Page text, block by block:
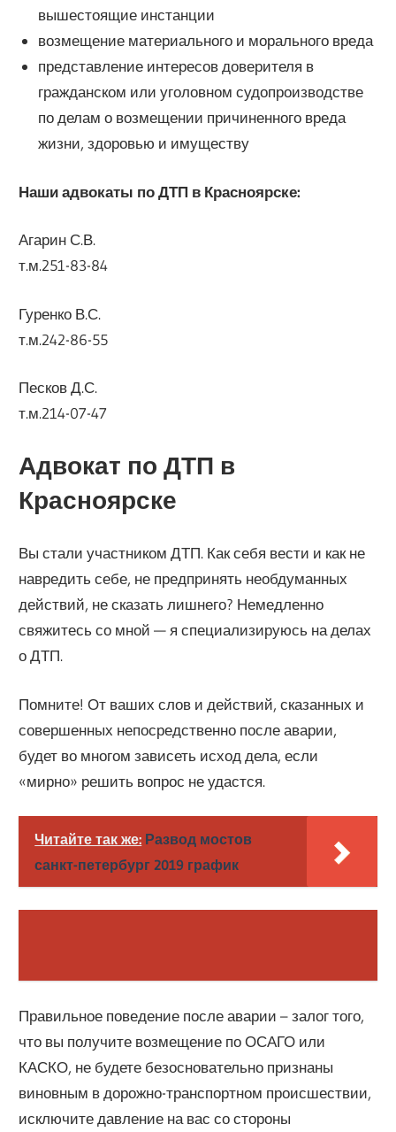
вышестоящие инстанции
возмещение материального и морального вреда
представление интересов доверителя в
гражданском или уголовном судопроизводстве
по делам о возмещении причиненного вреда
жизни, здоровью и имуществу
Наши адвокаты по ДТП в Красноярске:
Агарин С.В.
т.м.251-83-84
Гуренко В.С.
т.м.242-86-55
Песков Д.С.
т.м.214-07-47
Адвокат по ДТП в
Красноярске
Вы стали участником ДТП. Как себя вести и как не
навредить себе, не предпринять необдуманных
действий, не сказать лишнего? Немедленно
свяжитесь со мной — я специализируюсь на делах
о ДТП.
Помните! От ваших слов и действий, сказанных и
совершенных непосредственно после аварии,
будет во многом зависеть исход дела, если
«мирно» решить вопрос не удастся.
Читайте так же: Развод мостов
санкт-петербург 2019 график
Правильное поведение после аварии – залог того,
что вы получите возмещение по ОСАГО или
КАСКО, не будете безосновательно признаны
виновным в дорожно-транспортном происшествии,
исключите давление на вас со стороны